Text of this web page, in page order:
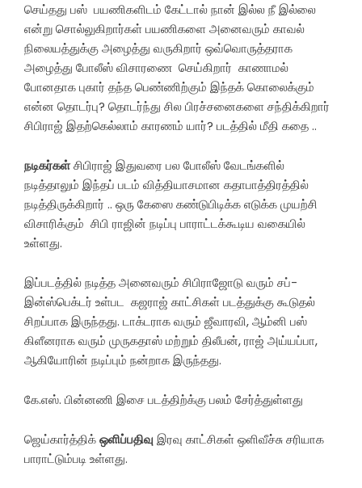
செய்தது பஸ் பயணிகளிடம் கேட்டால் நான் இல்ல நீ இல்லை
என்று சொல்லுகிறார்கள் பயணிகளை அனைவரும் காவல்
நிலையத்துக்கு அழைத்து வருகிறார் ஒவ்வொருத்தராக
அழைத்து போலீஸ் விசாரணை செய்கிறார் காணாமல்
போனதாக புகார் தந்த பெண்ணிற்கும் இந்தக் கொலைக்கும்
என்ன தொடர்பு? தொடர்ந்து சில பிரச்சனைகளை சந்திக்கிறார்
சிபிராஜ் இதற்கெல்லாம் காரணம் யார்? படத்தில் மீதி கதை ..
நடிகர்கள்சிபிராஜ் இதுவரை பல போலீஸ் வேடங்களில்
நடித்தாலும் இந்தப் படம் வித்தியாசமான கதாபாத்திரத்தில்
நடித்திருக்கிறார் .. ஒரு கேஸை கண்டுபிடிக்க எடுக்க முயற்சி
விசாரிக்கும் சிபி ராஜின் நடிப்பு பாராட்டக்கூடிய வகையில்
உள்ளது.
இப்படத்தில் நடித்த அனைவரும் சிபிராஜோடு வரும் சப்-
இன்ஸ்பெக்டர் உள்பட கஜராஜ் காட்சிகள் படத்துக்கு கூடுதல்
சிறப்பாக இருந்தது. டாக்டராக வரும் ஜீவாரவி, ஆம்னி பஸ்
கிளீனராக வரும் முருகதாஸ் மற்றும் திலீபன், ராஜ் அய்யப்பா,
ஆகியோரின் நடிப்பும் நன்றாக இருந்தது.
கே.எஸ். பின்னணி இசை படத்திற்க்கு பலம் சேர்த்துள்ளது
ஜெய்கார்த்திக்ஒளிப்பதிவு இரவு காட்சிகள் ஒளிவீச்சு சரியாக
பாராட்டும்படி உள்ளது.